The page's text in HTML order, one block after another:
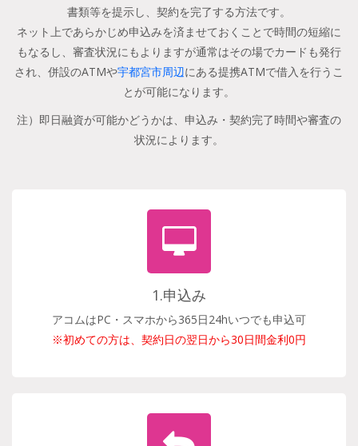
書類等を提示し、契約を完了する方法です。
ネット上であらかじめ申込みを済ませておくことで時間の短縮に
もなるし、審査状況にもよりますが通常はその場でカードも発行
され、併設のATMや宇都宮市周辺にある提携ATMで借入を行うこ
とが可能になります。
注）即日融資が可能かどうかは、申込み・契約完了時間や審査の
状況によります。
1.申込み
アコムはPC・スマホから365日24hいつでも申込可
※初めての方は、契約日の翌日から30日間金利0円